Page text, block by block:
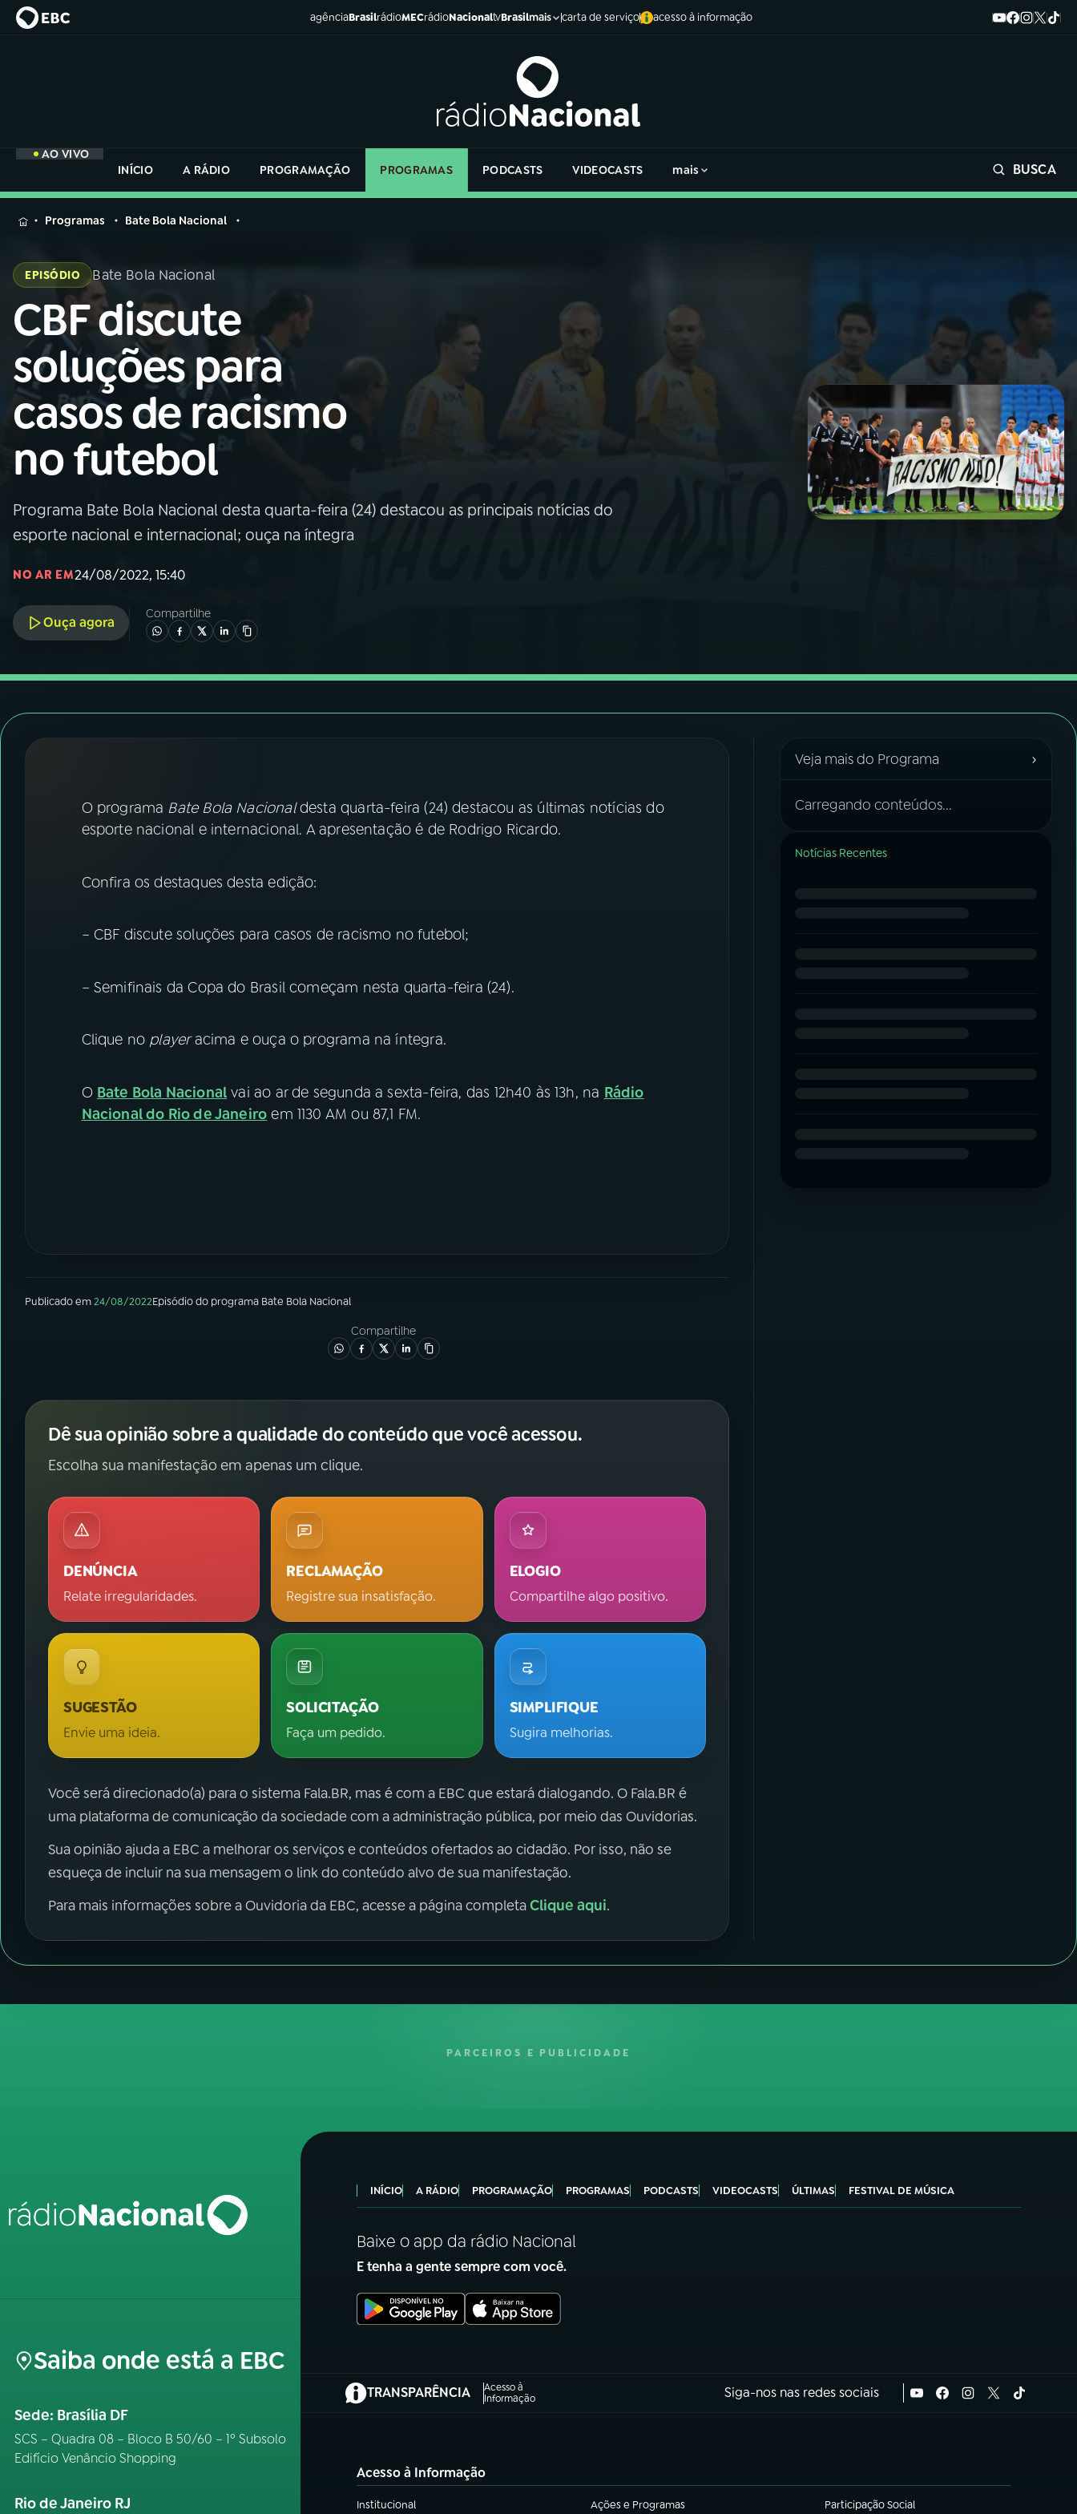
agênciaBrasilrádioMECrádioNacionaltvBrasilmais carta de serviço acesso à informação
AO VIVO
INÍCIO
A RÁDIO PROGRAMAÇÃO PROGRAMAS PODCASTS VIDEOCASTS mais BUSCA
MENU
Buscar
Rádio
Nacional
01 INÍCIO
02A RÁDIO
03PROGRAMAÇÃO
05 PODCASTS
ACOMPANHE A RÁDIO NACIONAL
na
Rádio
Nacional
Programas Bate Bola Nacional
EPISÓDIO Bate Bola Nacional
CBF discute
soluções para
casos de racismo
no futebol
Programa Bate Bola Nacional desta quarta-feira (24) destacou as principais notícias do
esporte nacional e internacional; ouça na íntegra
NO AR EM24/08/2022, 15:40
Ouça agora
Compartilhe
O programa Bate Bola Nacionaldesta quarta-feira (24) destacou as últimas notícias do
esporte nacional e internacional. A apresentação é de Rodrigo Ricardo.
Confira os destaques desta edição:
– CBF discute soluções para casos de racismo no futebol;
– Semifinais da Copa do Brasil começam nesta quarta-feira (24).
Clique no playeracima e ouça o programa na íntegra.
O Bate Bola Nacional vai ao ar de segunda a sexta-feira, das 12h40 às 13h, na Rádio
Nacional do Rio de Janeiro em 1130 AM ou 87,1 FM.
Publicado em24/08/2022Episódiodo programa Bate Bola Nacional
Compartilhe
Dê sua opinião sobre a qualidade do conteúdo que você acessou.
Escolha sua manifestação em apenas um clique.
DENÚNCIA
Relate irregularidades.
RECLAMAÇÃO
Registre sua insatisfação.
ELOGIO
Compartilhe algo positivo.
SUGESTÃO
Envie uma ideia.
SOLICITAÇÃO
Faça um pedido.
SIMPLIFIQUE
Sugira melhorias.
Você será direcionado(a) para o sistema Fala.BR, mas é com a EBC que estará dialogando. O Fala.BR é
uma plataforma de comunicação da sociedade com a administração pública, por meio das Ouvidorias.
Sua opinião ajuda a EBC a melhorar os serviços e conteúdos ofertados ao cidadão. Por isso, não se
esqueça de incluir na sua mensagem o link do conteúdo alvo de sua manifestação.
Para mais informações sobre a Ouvidoria da EBC, acesse a página completaClique aqui.
Veja mais do Programa ›
Carregando conteúdos...
Notícias Recentes
PARCEIROS E PUBLICIDADE
Saiba onde está a EBC
Sede: Brasília DF
SCS – Quadra 08 – Bloco B 50/60 – 1º Subsolo
Edifício Venâncio Shopping
Rio de Janeiro RJ
INÍCIO A RÁDIO PROGRAMAÇÃO PROGRAMAS PODCASTS VIDEOCASTS ÚLTIMAS FESTIVAL DE MÚSICA
Baixe o app da rádio Nacional
E tenha a gente sempre com você.
TRANSPARÊNCIA
Acesso à
Informação
(abre em nova aba) Siga-nos nas redes sociais
Acesso à Informação
Institucional
(abre em nova aba) Ações e Programas
(abre em nova aba) Participação Social
(abre em nova aba)